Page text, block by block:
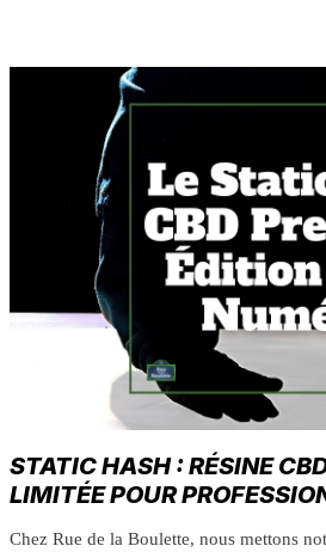
STATIC HASH : RÉSINE
LIMITÉE POUR
Chez Rue de la Boulette, nous mettons